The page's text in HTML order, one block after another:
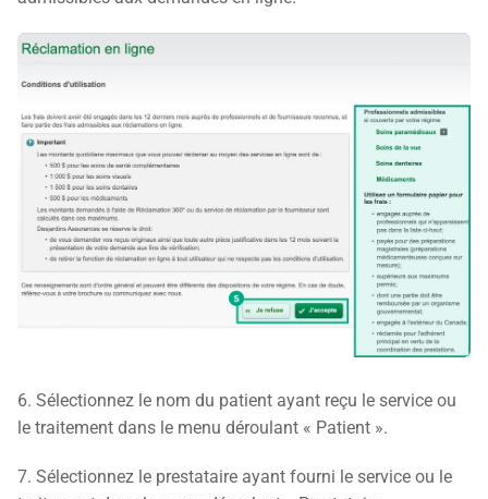
6. Sélectionnez le nom du patient ayant reçu le service ou
le traitement dans le menu déroulant « Patient ».
7. Sélectionnez le prestataire ayant fourni le service ou le